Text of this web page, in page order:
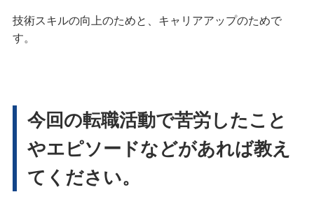
技術スキルの向上のためと、キャリアアップのためで
す。
今回の転職活動で苦労したこと
やエピソードなどがあれば教え
てください。